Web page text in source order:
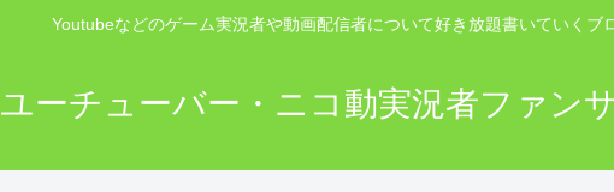
Youtubeなどのゲーム実況者や動画配信者について好き放題書いていくブ
ユーチューバー・ニコ動実況者ファン